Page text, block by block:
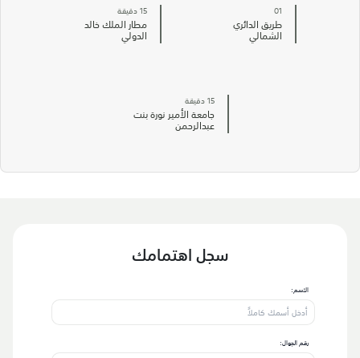
01
طريق الدائري
الشمالي
15 دقيقة
مطار الملك خالد
الدولي
15 دقيقة
جامعة الأمير نورة بنت
عبدالرحمن
سجل اهتمامك
الاسم:
رقم الجوال: